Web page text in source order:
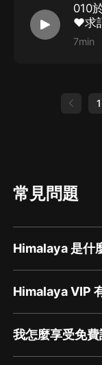
010
♥求
我)
7min
1
常見問題
Himalaya 是什
Himalaya VIP
我怎麼享受免費